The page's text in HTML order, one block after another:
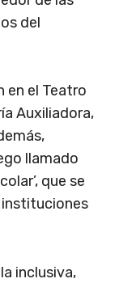
del
en el Teatro
Auxiliadora,
llamado
que se
instituciones
inclusiva,